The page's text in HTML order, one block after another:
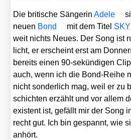
Die bri­ti­sche Sän­ge­rinAde­le
neu­en Bond mit dem Titel
weit nichts Neu­es. Der Song ist
licht, er erscheint erst am
bereits einen 90-sekün­di­gen
auch, wenn ich die Bond-Rei­he
nicht son­der­lich mag, weil er zu
schich­ten erzählt und vor allem
e­xis­tent ist, gefällt mir der Song
recht gut. Ich bin gespannt, wie
anhört.